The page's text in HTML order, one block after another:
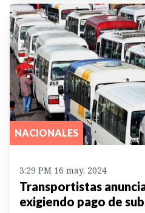
NACIONALES
3:29 PM 16 may. 2024
Transportistas
exigiendo pago de